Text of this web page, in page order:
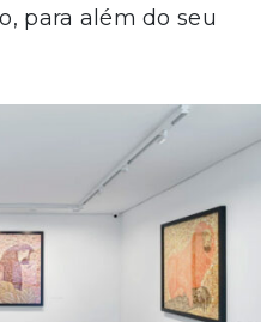
para além do seu